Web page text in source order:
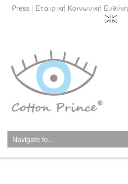
Press | Εταιρική Κοινωνική Ευθύνη